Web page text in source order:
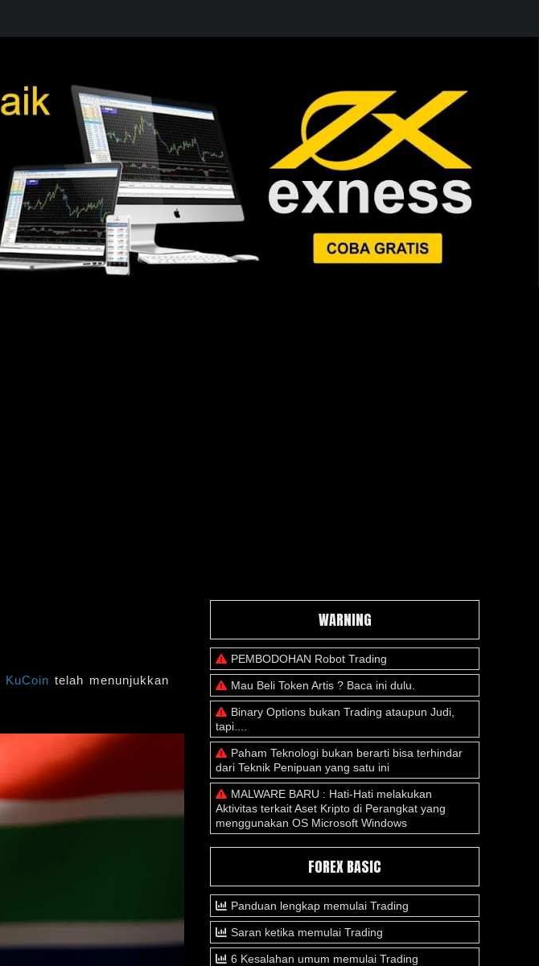
KuCoin telah menunjukkan
WARNING
PEMBODOHAN Robot Trading
Mau Beli Token Artis ? Baca ini dulu.
Binary Options bukan Trading ataupun Judi,
tapi....
Paham Teknologi bukan berarti bisa terhindar
dari Teknik Penipuan yang satu ini
MALWARE BARU : Hati-Hati melakukan
Aktivitas terkait Aset Kripto di Perangkat yang
menggunakan OS Microsoft Windows
FOREX BASIC
Panduan lengkap memulai Trading
Saran ketika memulai Trading
6 Kesalahan umum memulai Trading